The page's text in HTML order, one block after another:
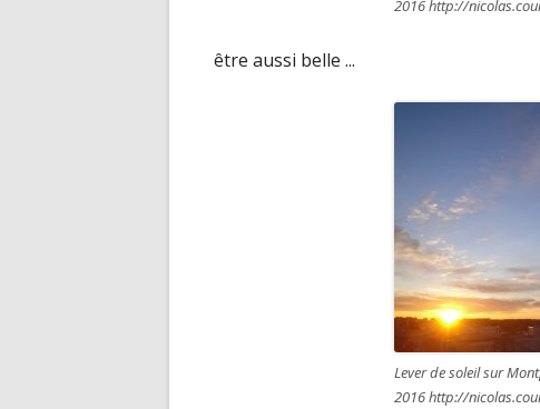
2016 http://
être aussi belle ...
Lever de soleil sur
2016 http://